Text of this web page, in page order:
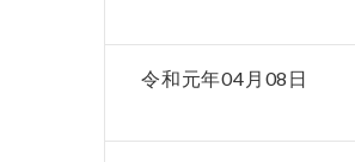
令和元年04月08日